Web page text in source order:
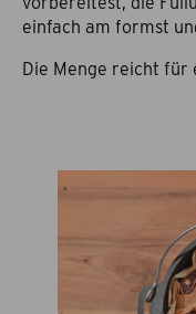
einfach am formst
Die Menge reicht für